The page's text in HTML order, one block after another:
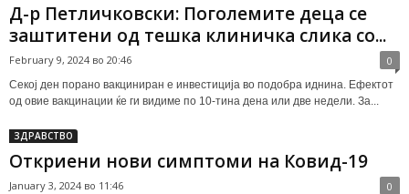
Д-р Петличковски: Поголемите деца се
заштитени од тешка клиничка слика со...
February 9, 2024 во 20:46 0
Секој ден порано вакциниран е инвестиција во подобра иднина. Ефектот
од овие вакцинации ќе ги видиме по 10-тина дена или две недели. За...
ЗДРАВСТВО
Откриени нови симптоми на Ковид-19
January 3, 2024 во 11:46 0